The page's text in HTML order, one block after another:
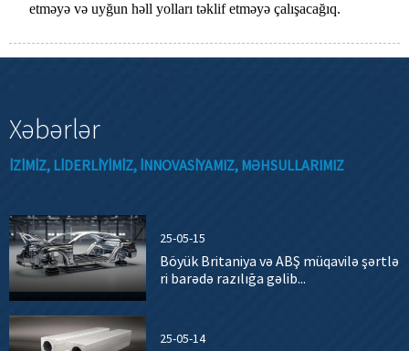
etməyə və uyğun həll yolları təklif etməyə çalışacağıq.
Xəbərlər
IZIMIZ, LIDERLIYIMIZ, INNOVASIYAMIZ, MƏHSULLARIMIZ
25-05-15
Böyük Britaniya və ABŞ müqavilə şərtlə
ri barədə razılığa gəlib...
25-05-14